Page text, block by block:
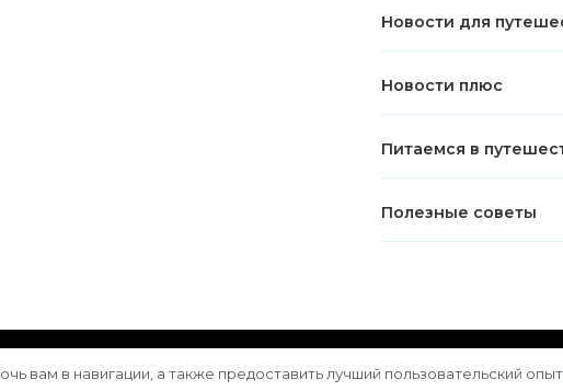
Новости для
Новости плюс
Питаемся в
Полезные советы
WordPress
вам в навигации, а также предоставить лучший пользовательский опыт.